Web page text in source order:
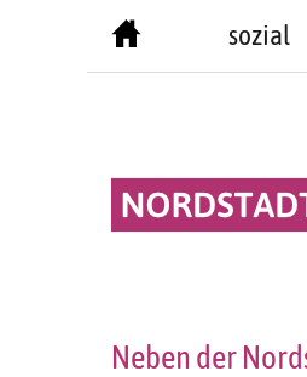
sozial
Neben der